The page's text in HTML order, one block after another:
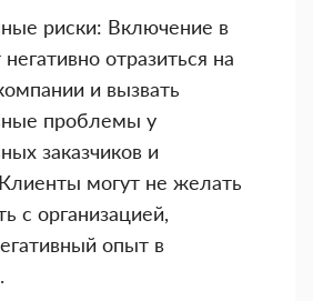
риски: Включение в
отразиться на
и вызвать
проблемы у
заказчиков и
могут не желать
с организацией,
опыт в